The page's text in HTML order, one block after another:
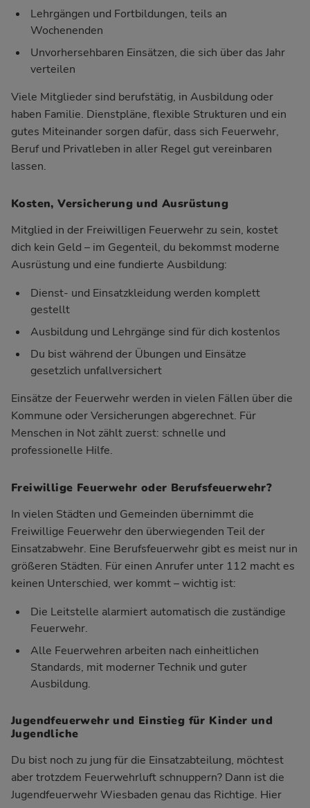
Lehrgängen und Fortbildungen, teils an
Wochenenden
Unvorhersehbaren Einsätzen, die sich über das Jahr
verteilen
Viele Mitglieder sind berufstätig, in Ausbildung oder
haben Familie. Dienstpläne, flexible Strukturen und ein
gutes Miteinander sorgen dafür, dass sich Feuerwehr,
Beruf und Privatleben in aller Regel gut vereinbaren
lassen.
Kosten, Versicherung und Ausrüstung
Mitglied in der Freiwilligen Feuerwehr zu sein, kostet
dich kein Geld – im Gegenteil, du bekommst moderne
Ausrüstung und eine fundierte Ausbildung:
Dienst- und Einsatzkleidung werden komplett
gestellt
Ausbildung und Lehrgänge sind für dich kostenlos
Du bist während der Übungen und Einsätze
gesetzlich unfallversichert
Einsätze der Feuerwehr werden in vielen Fällen über die
Kommune oder Versicherungen abgerechnet. Für
Menschen in Not zählt zuerst: schnelle und
professionelle Hilfe.
Freiwillige Feuerwehr oder Berufsfeuerwehr?
In vielen Städten und Gemeinden übernimmt die
Freiwillige Feuerwehr den überwiegenden Teil der
Einsatzabwehr. Eine Berufsfeuerwehr gibt es meist nur in
größeren Städten. Für einen Anrufer unter 112 macht es
keinen Unterschied, wer kommt – wichtig ist:
Die Leitstelle alarmiert automatisch die zuständige
Feuerwehr.
Alle Feuerwehren arbeiten nach einheitlichen
Standards, mit moderner Technik und guter
Ausbildung.
Jugendfeuerwehr und Einstieg für Kinder und
Jugendliche
Du bist noch zu jung für die Einsatzabteilung, möchtest
aber trotzdem Feuerwehrluft schnuppern? Dann ist die
Jugendfeuerwehr Wiesbaden genau das Richtige. Hier